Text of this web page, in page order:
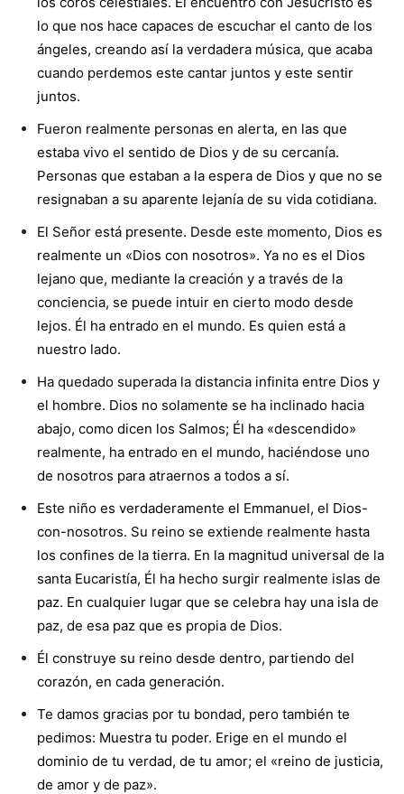
lo que nos hace capaces de escuchar el canto de los
ángeles, creando así la verdadera música, que acaba
cuando perdemos este cantar juntos y este sentir
juntos.
Fueron realmente personas en alerta, en las que
estaba vivo el sentido de Dios y de su cercanía.
Personas que estaban a la espera de Dios y que no se
resignaban a su aparente lejanía de su vida cotidiana.
El Señor está presente. Desde este momento, Dios es
realmente un «Dios con nosotros». Ya no es el Dios
lejano que, mediante la creación y a través de la
conciencia, se puede intuir en cierto modo desde
lejos. Él ha entrado en el mundo. Es quien está a
nuestro lado.
Ha quedado superada la distancia infinita entre Dios y
el hombre. Dios no solamente se ha inclinado hacia
abajo, como dicen los Salmos; Él ha «descendido»
realmente, ha entrado en el mundo, haciéndose uno
de nosotros para atraernos a todos a sí.
Este niño es verdaderamente el Emmanuel, el Dios-
con-nosotros. Su reino se extiende realmente hasta
los confines de la tierra. En la magnitud universal de la
santa Eucaristía, Él ha hecho surgir realmente islas de
paz. En cualquier lugar que se celebra hay una isla de
paz, de esa paz que es propia de Dios.
Él construye su reino desde dentro, partiendo del
corazón, en cada generación.
Te damos gracias por tu bondad, pero también te
pedimos: Muestra tu poder. Erige en el mundo el
dominio de tu verdad, de tu amor; el «reino de justicia,
de amor y de paz».